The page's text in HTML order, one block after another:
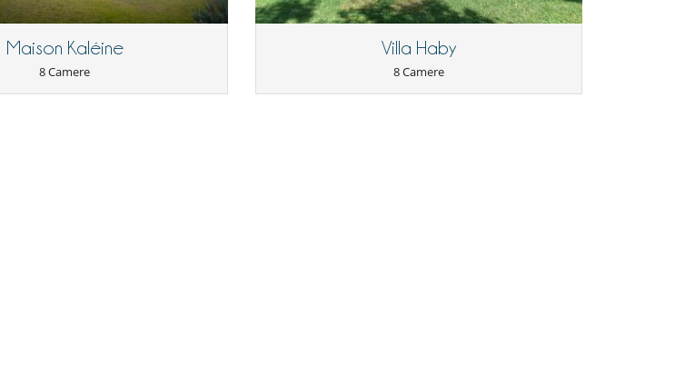
a cook to prepare breakfast and
centre of Marrakech.
Maison Kaléine
8 Camere
Villa Haby
8 Camere